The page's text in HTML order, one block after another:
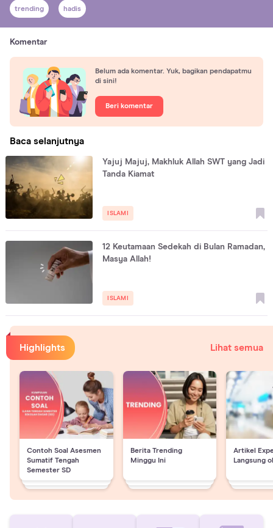
trending hadis
Komentar
Belum ada komentar. Yuk, bagikan pendapatmu
di sini!
Beri komentar
Baca selanjutnya
Yajuj Majuj, Makhluk Allah SWT yang Jadi
Tanda Kiamat
ISLAMI
12 Keutamaan Sedekah di Bulan Ramadan,
Masya Allah!
ISLAMI
Highlights Lihat semua
Contoh Soal Asesmen
Sumatif Tengah
Semester SD
Berita Trending
Minggu Ini
Artikel
Langsung